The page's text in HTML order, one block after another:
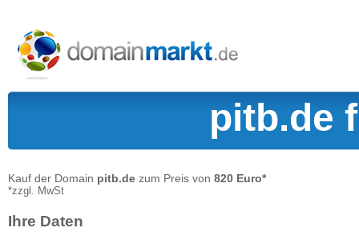
pitb.de
Kauf der Domain pitb.de zum Preis von 820 Euro*
*zzgl. MwSt
Ihre Daten